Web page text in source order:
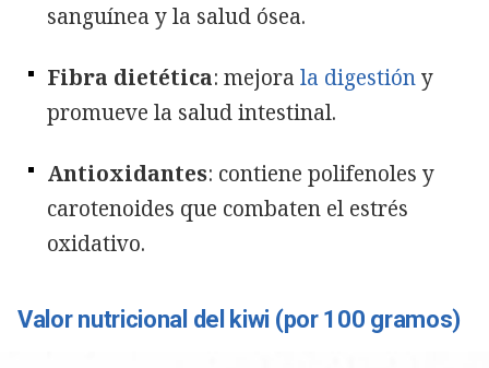
sanguínea y la salud ósea.
Fibra dietética: mejora la digestióny
promueve la salud intestinal.
Antioxidantes: contiene polifenoles y
carotenoides que combaten el estrés
oxidativo.
Valor nutricional del kiwi (por 100 gramos)